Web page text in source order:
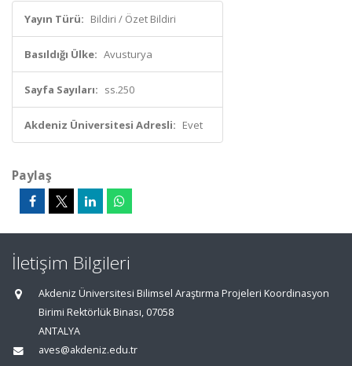
Yayın Türü: Bildiri / Özet Bildiri
Basıldığı Ülke: Avusturya
Sayfa Sayıları: ss.250
Akdeniz Üniversitesi Adresli: Evet
Paylaş
İletişim Bilgileri
Akdeniz Üniversitesi Bilimsel Araştırma Projeleri Koordinasyon
Birimi Rektörlük Binası, 07058
ANTALYA
aves@akdeniz.edu.tr